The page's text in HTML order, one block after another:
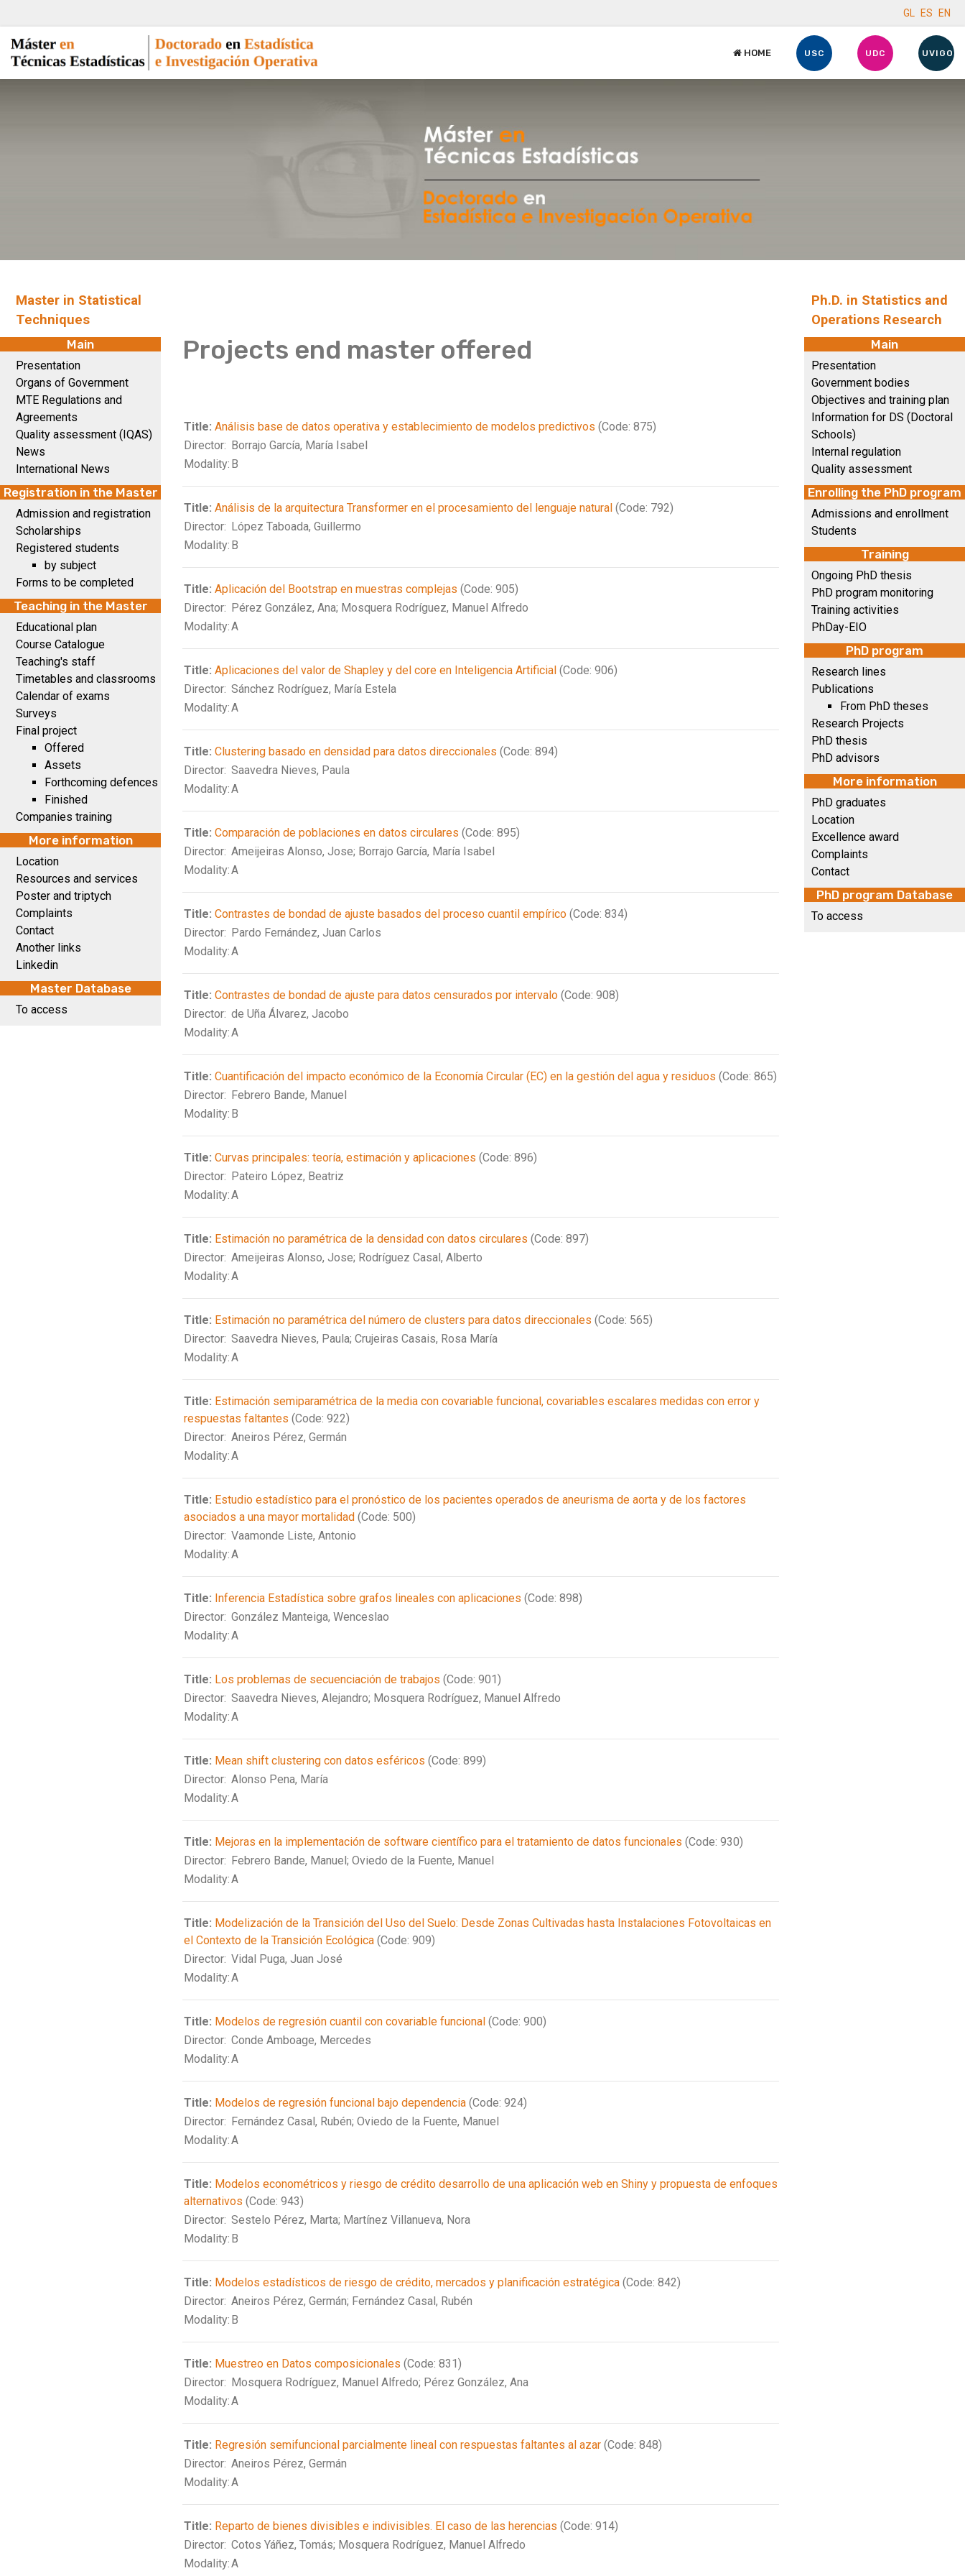
GL ES EN
HOME USC UDC UVIGO
Master in Statistical
Techniques
Main
Presentation
Organs of Government
MTE Regulations and
Agreements
Quality assessment (IQAS)
News
International News
Registration in the Master
Admission and registration
Scholarships
Registered students
by subject
Forms to be completed
Teaching in the Master
Educational plan
Course Catalogue
Teaching's staff
Timetables and classrooms
Calendar of exams
Surveys
Final project
Offered
Assets
Forthcoming defences
Finished
Companies training
More information
Location
Resources and services
Poster and triptych
Complaints
Contact
Another links
Linkedin
Master Database
To access
Projects end master offered
Title: Análisis base de datos operativa y establecimiento de modelos predictivos (Code: 875)
Director: Borrajo García, María Isabel
Modality: B
Title: Análisis de la arquitectura Transformer en el procesamiento del lenguaje natural (Code: 792)
Director: López Taboada, Guillermo
Modality: B
Title: Aplicación del Bootstrap en muestras complejas (Code: 905)
Director: Pérez González, Ana; Mosquera Rodríguez, Manuel Alfredo
Modality:A
Title: Aplicaciones del valor de Shapley y del core en Inteligencia Artificial (Code: 906)
Director: Sánchez Rodríguez, María Estela
Modality:A
Title: Clustering basado en densidad para datos direccionales (Code: 894)
Director: Saavedra Nieves, Paula
Modality:A
Title: Comparación de poblaciones en datos circulares (Code: 895)
Director: Ameijeiras Alonso, Jose; Borrajo García, María Isabel
Modality:A
Title: Contrastes de bondad de ajuste basados del proceso cuantil empírico (Code: 834)
Director: Pardo Fernández, Juan Carlos
Modality:A
Title: Contrastes de bondad de ajuste para datos censurados por intervalo (Code: 908)
Director: de Uña Álvarez, Jacobo
Modality:A
Title: Cuantificación del impacto económico de la Economía Circular (EC) en la gestión del agua y residuos (Code: 865)
Director: Febrero Bande, Manuel
Modality: B
Title: Curvas principales: teoría, estimación y aplicaciones (Code: 896)
Director: Pateiro López, Beatriz
Modality:A
Title: Estimación no paramétrica de la densidad con datos circulares (Code: 897)
Director: Ameijeiras Alonso, Jose; Rodríguez Casal, Alberto
Modality:A
Title: Estimación no paramétrica del número de clusters para datos direccionales (Code: 565)
Director: Saavedra Nieves, Paula; Crujeiras Casais, Rosa María
Modality:A
Title: Estimación semiparamétrica de la media con covariable funcional, covariables escalares medidas con error y
respuestas faltantes (Code: 922)
Director: Aneiros Pérez, Germán
Modality:A
Title: Estudio estadístico para el pronóstico de los pacientes operados de aneurisma de aorta y de los factores
asociados a una mayor mortalidad (Code: 500)
Director: Vaamonde Liste, Antonio
Modality:A
Title: Inferencia Estadística sobre grafos lineales con aplicaciones (Code: 898)
Director: González Manteiga, Wenceslao
Modality:A
Title: Los problemas de secuenciación de trabajos (Code: 901)
Director: Saavedra Nieves, Alejandro; Mosquera Rodríguez, Manuel Alfredo
Modality:A
Title: Mean shift clustering con datos esféricos (Code: 899)
Director: Alonso Pena, María
Modality:A
Title: Mejoras en la implementación de software científico para el tratamiento de datos funcionales (Code: 930)
Director: Febrero Bande, Manuel; Oviedo de la Fuente, Manuel
Modality:A
Title: Modelización de la Transición del Uso del Suelo: Desde Zonas Cultivadas hasta Instalaciones Fotovoltaicas en
el Contexto de la Transición Ecológica (Code: 909)
Director: Vidal Puga, Juan José
Modality:A
Title: Modelos de regresión cuantil con covariable funcional (Code: 900)
Director: Conde Amboage, Mercedes
Modality:A
Title: Modelos de regresión funcional bajo dependencia (Code: 924)
Director: Fernández Casal, Rubén; Oviedo de la Fuente, Manuel
Modality:A
Title: Modelos econométricos y riesgo de crédito desarrollo de una aplicación web en Shiny y propuesta de enfoques
alternativos (Code: 943)
Director: Sestelo Pérez, Marta; Martínez Villanueva, Nora
Modality: B
Title: Modelos estadísticos de riesgo de crédito, mercados y planificación estratégica (Code: 842)
Director: Aneiros Pérez, Germán; Fernández Casal, Rubén
Modality: B
Title: Muestreo en Datos composicionales (Code: 831)
Director: Mosquera Rodríguez, Manuel Alfredo; Pérez González, Ana
Modality:A
Title: Regresión semifuncional parcialmente lineal con respuestas faltantes al azar (Code: 848)
Director: Aneiros Pérez, Germán
Modality:A
Title: Reparto de bienes divisibles e indivisibles. El caso de las herencias (Code: 914)
Director: Cotos Yáñez, Tomás; Mosquera Rodríguez, Manuel Alfredo
Modality:A
Ph.D. in Statistics and
Operations Research
Main
Presentation
Government bodies
Objectives and training plan
Information for DS (Doctoral
Schools)
Internal regulation
Quality assessment
Enrolling the PhD program
Admissions and enrollment
Students
Training
Ongoing PhD thesis
PhD program monitoring
Training activities
PhDay-EIO
PhD program
Research lines
Publications
From PhD theses
Research Projects
PhD thesis
PhD advisors
More information
PhD graduates
Location
Excellence award
Complaints
Contact
PhD program Database
To access